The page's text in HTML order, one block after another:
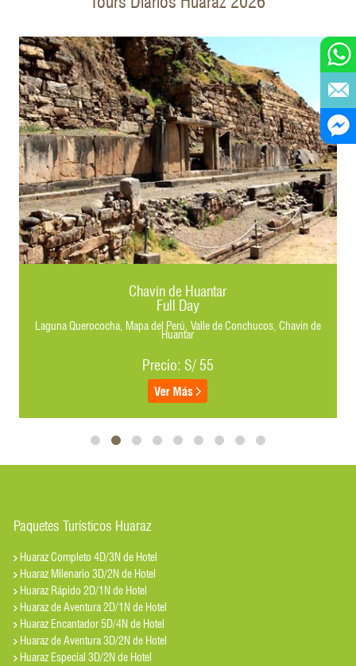
Chavín de Huantar
Full Day
Laguna Querococha, Mapa del Perú, Valle de Conchucos, Chavín de
Huantar
Precio: S/ 55
Paquetes Turísticos Huaraz
Huaraz Completo 4D/3N de Hotel
Huaraz Milenario 3D/2N de Hotel
Huaraz Rápido 2D/1N de Hotel
Huaraz de Aventura 2D/1N de Hotel
Huaraz Encantador 5D/4N de Hotel
Huaraz de Aventura 3D/2N de Hotel
Huaraz Especial 3D/2N de Hotel